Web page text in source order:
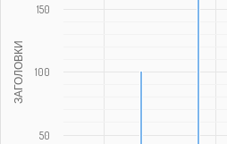
ЗАГОЛОВКИ
50
100
150